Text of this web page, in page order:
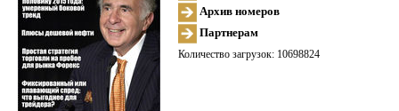
Архив номеров
Партнерам
Количество загрузок: 10698824